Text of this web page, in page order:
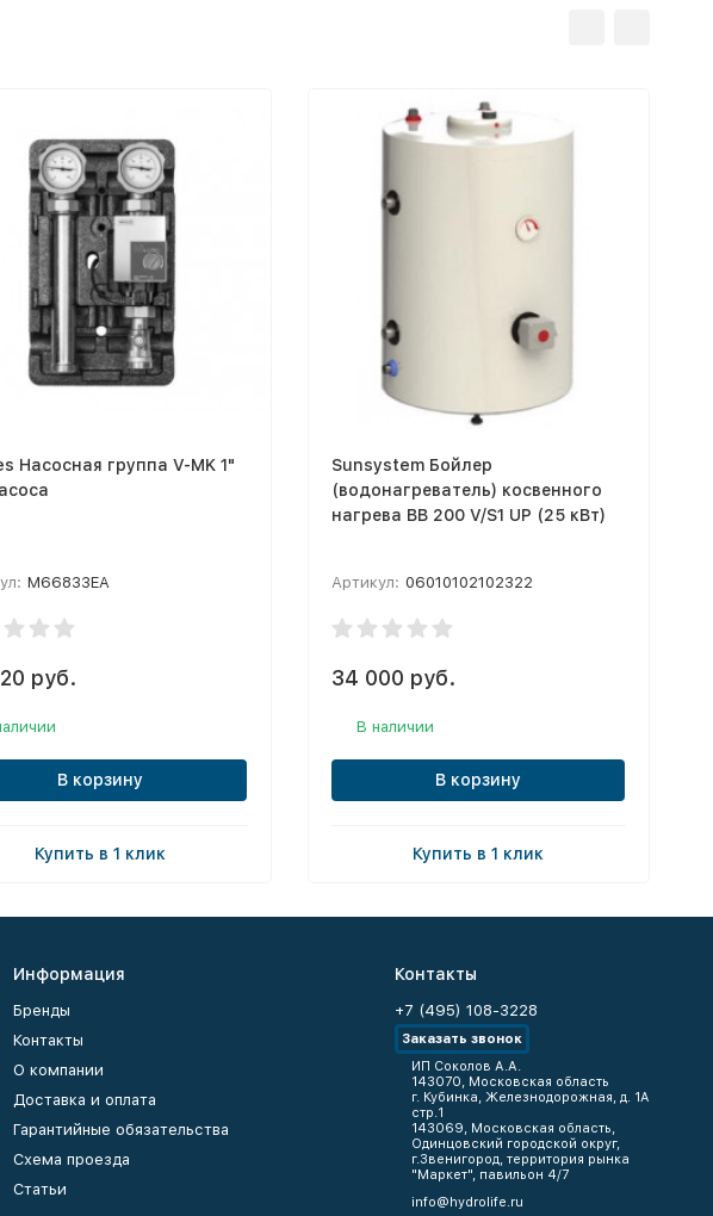
Насосная группа V-MK 1"
M66833EA
руб.
В корзину
Купить в 1 клик
Sunsystem Бойлер
(водонагреватель) косвенного
нагрева BB 200 V/S1 UP (25 кВт)
Артикул: 06010102102322
34 000 руб.
В наличии
В корзину
Купить в 1 клик
Информация
Бренды
Контакты
О компании
Доставка и оплата
Гарантийные обязательства
Схема проезда
Статьи
Контакты
+7 (495) 108-3228
Заказать звонок
ИП Соколов А.А.
143070, Московская область
г. Кубинка, Железнодорожная, д. 1А
стр.1
143069, Московская область,
Одинцовский городской округ,
г.Звенигород, территория рынка
"Маркет", павильон 4/7
info@hydrolife.ru